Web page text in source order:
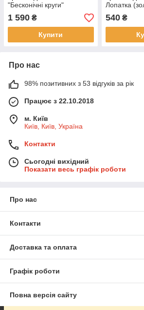
"Бесконічні круги"
1 590 ₴
Купити
Лопатка
540₴
Про нас
98% позитивних з 53 відгуків за рік
Працює з 22.10.2018
м. Київ
Київ, Київ, Україна
Контакти
Сьогодні вихідний
Показати весь графік роботи
Про нас
Контакти
Доставка та оплата
Графік роботи
Повна версія сайту